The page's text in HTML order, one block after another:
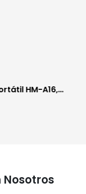
HM-A16,
Nosotros